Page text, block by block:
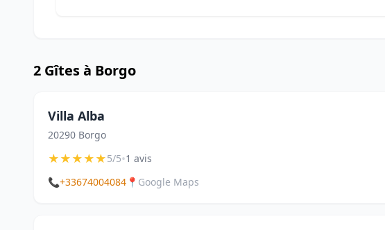
2 Gîtes à Borgo
Villa Alba
20290 Borgo
★★★★★5/5•1 avis
📞+33674004084 📍 Google Maps